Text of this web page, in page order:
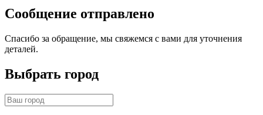
Сообщение отправлено
Спасибо за обращение, мы свяжемся с вами для уточнения
деталей.
Выбрать город